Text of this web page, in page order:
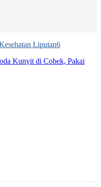
Liputan6
Kunyit di Cobek, Pakai